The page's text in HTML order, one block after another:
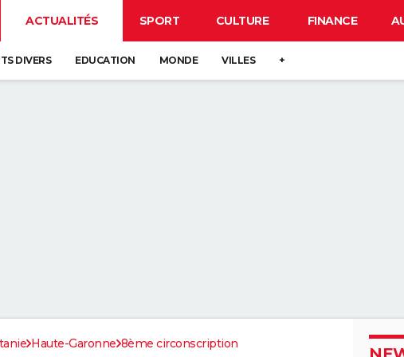
ACTUALITÉS SPORT CULTURE FINANCE
DIVERS EDUCATION MONDE VILLES +
Haute-Garonne 8ème circonscription